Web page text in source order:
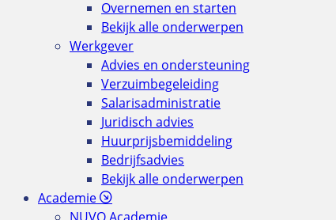
Overnemen en starten
Bekijk alle onderwerpen
Werkgever
Advies en ondersteuning
Verzuimbegeleiding
Salarisadministratie
Juridisch advies
Huurprijsbemiddeling
Bedrijfsadvies
Bekijk alle onderwerpen
Academie